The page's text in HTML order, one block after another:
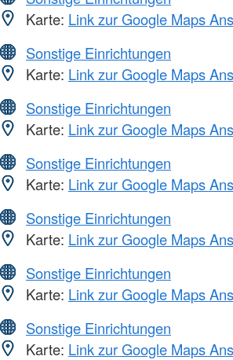
Karte: Link zur Google Maps
Sonstige Einrichtungen
Karte: Link zur Google Maps
Sonstige Einrichtungen
Karte: Link zur Google Maps
Sonstige Einrichtungen
Karte: Link zur Google Maps
Sonstige Einrichtungen
Karte: Link zur Google Maps
Sonstige Einrichtungen
Karte: Link zur Google Maps
Sonstige Einrichtungen
Karte: Link zur Google Maps